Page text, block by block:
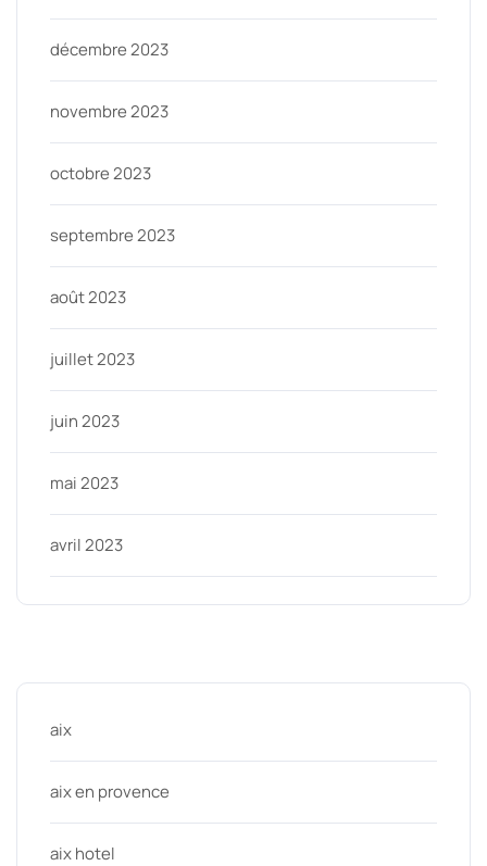
décembre 2023
novembre 2023
octobre 2023
septembre 2023
août 2023
juillet 2023
juin 2023
mai 2023
avril 2023
aix
aix en provence
aix hotel